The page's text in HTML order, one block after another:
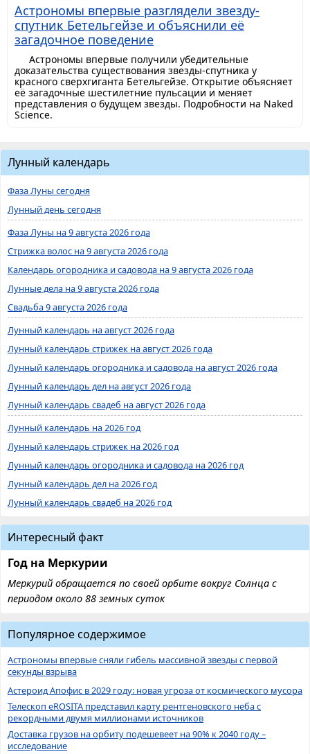
Астрономы впервые разглядели звезду-
спутник Бетельгейзе и объяснили её
загадочное поведение
Астрономы впервые получили убедительные
доказательства существования звезды-спутника у
красного сверхгиганта Бетельгейзе. Открытие объясняет
её загадочные шестилетние пульсации и меняет
представления о будущем звезды. Подробности на Naked
Science.
Лунный календарь
Фаза Луны сегодня
Лунный день сегодня
Фаза Луны на 9 августа 2026 года
Стрижка волос на 9 августа 2026 года
Календарь огородника и садовода на 9 августа 2026 года
Лунные дела на 9 августа 2026 года
Свадьба 9 августа 2026 года
Лунный календарь на август 2026 года
Лунный календарь стрижек на август 2026 года
Лунный календарь огородника и садовода на август 2026 года
Лунный календарь дел на август 2026 года
Лунный календарь свадеб на август 2026 года
Лунный календарь на 2026 год
Лунный календарь стрижек на 2026 год
Лунный календарь огородника и садовода на 2026 год
Лунный календарь дел на 2026 год
Лунный календарь свадеб на 2026 год
Интересный факт
Год на Меркурии
Меркурий обращается по своей орбите вокруг Солнца с
периодом около 88 земных суток
Популярное содержимое
Астрономы впервые сняли гибель массивной звезды с первой
секунды взрыва
Астероид Апофис в 2029 году: новая угроза от космического мусора
Телескоп eROSITA представил карту рентгеновского неба с
рекордными двумя миллионами источников
Доставка грузов на орбиту подешевеет на 90% к 2040 году –
исследование